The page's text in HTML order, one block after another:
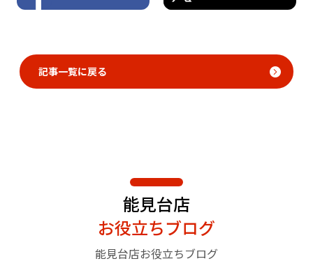
記事一覧に戻る
能見台店
お役立ちブログ
能見台店お役立ちブログ